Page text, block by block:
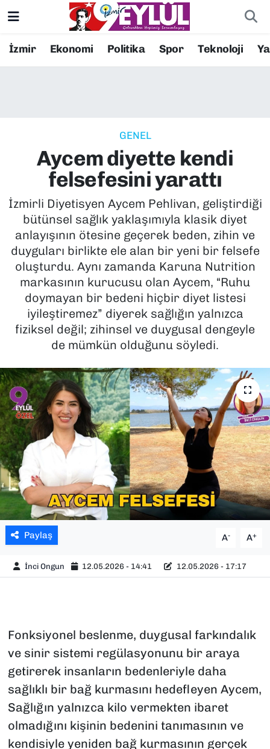
İzmir Ekonomi Politika Spor Teknoloji
GENEL
Aycem diyette kendi
felsefesini yarattı
İzmirli Diyetisyen Aycem Pehlivan, geliştirdiği
bütünsel sağlık yaklaşımıyla klasik diyet
anlayışının ötesine geçerek beden, zihin ve
duyguları birlikte ele alan bir yeni bir felsefe
oluşturdu. Aynı zamanda Karuna Nutrition⁠
markasının kurucusu olan Aycem, “Ruhu
doymayan bir bedeni hiçbir diyet listesi
iyileştiremez” diyerek sağlığın yalnızca
fiziksel değil; zihinsel ve duygusal dengeyle
de mümkün olduğunu söyledi.
Paylaş A- A+
İnci Ongun 12.05.2026 - 14:41 12.05.2026 - 17:17
Fonksiyonel beslenme, duygusal farkındalık
ve sinir sistemi regülasyonunu bir araya
getirerek insanların bedenleriyle daha
sağlıklı bir bağ kurmasını hedefleyen Aycem,
Sağlığın yalnızca kilo vermekten ibaret
olmadığını kişinin bedenini tanımasının ve
kendisiyle yeniden bağ kurmasının gerçek
Resmi İlanlar
EKONOMİ
KÜLTÜR SANAT
MAGAZİN
POLİTİKA
SAĞLIK
SPOR
YAŞAM
YEREL YÖNETİMLER
Konak Nöbetçi Eczaneler
Süper Lig Puan Durumu ve Fikstür
Tüm Manşetler
Son Dakika Haberleri
Haber Arşivi